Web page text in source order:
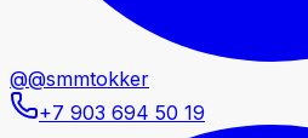
@@smmtokker
+7 903 694 50 19